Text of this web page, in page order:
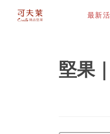
最新
堅果